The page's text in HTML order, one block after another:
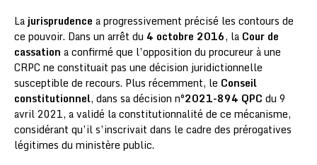
La jurisprudence a progressivement précisé les contours de
ce pouvoir. Dans un arrêt du 4 octobre 2016, la Cour de
cassation a confirmé que l’opposition du procureur à une
CRPC ne constituait pas une décision juridictionnelle
susceptible de recours. Plus récemment, le Conseil
constitutionnel, dans sa décision n°2021-894 QPC du 9
avril 2021, a validé la constitutionnalité de ce mécanisme,
considérant qu’il s’inscrivait dans le cadre des prérogatives
légitimes du ministère public.